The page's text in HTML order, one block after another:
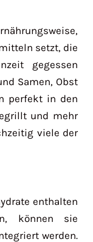
setzt, die
gegessen
Samen, Obst
perfekt in den
und mehr
viele der
enthalten
können sie
werden.